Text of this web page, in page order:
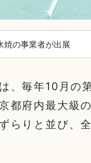
焼の事業者が出展
、毎年10月
都府内最大級
らりと並び、